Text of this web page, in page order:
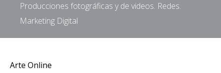
Producciones fotográficas y de videos. Redes.
Marketing Digital
Arte Online